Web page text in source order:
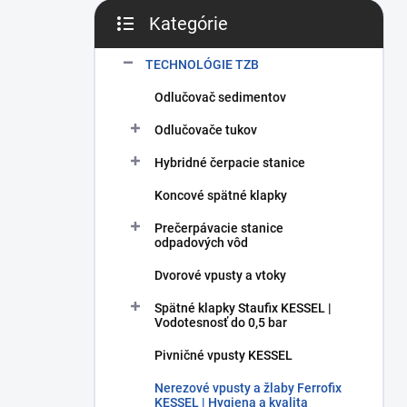
Preskočiť kategórie
Kategórie
TECHNOLÓGIE TZB
Odlučovač sedimentov
Odlučovače tukov
Hybridné čerpacie stanice
Koncové spätné klapky
Prečerpávacie stanice
odpadových vôd
Dvorové vpusty a vtoky
Spätné klapky Staufix KESSEL |
Vodotesnosť do 0,5 bar
Pivničné vpusty KESSEL
Nerezové vpusty a žlaby Ferrofix
KESSEL | Hygiena a kvalita